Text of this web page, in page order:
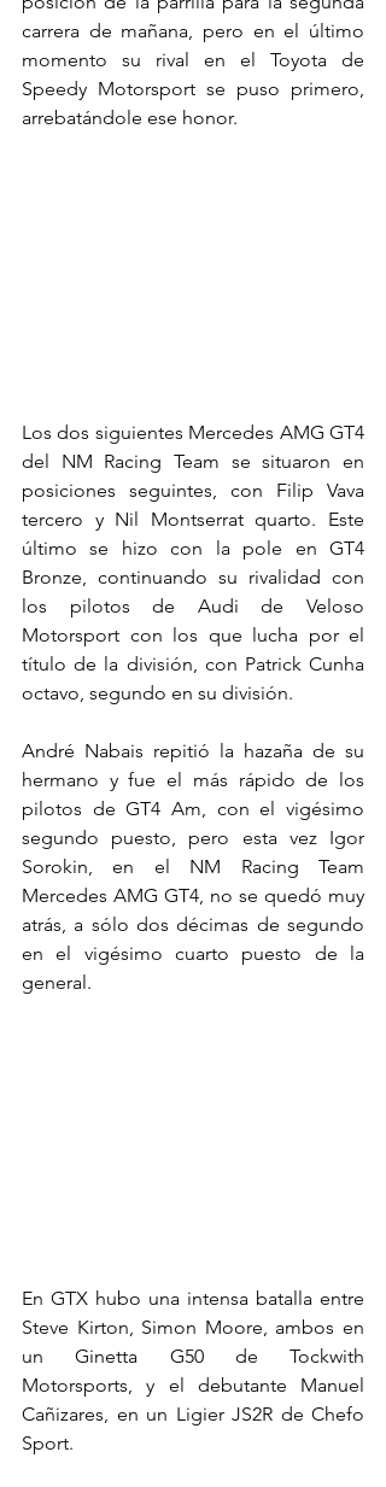
carrera de mañana, pero en el último
momento su rival en el Toyota de
Speedy Motorsport se puso primero,
arrebatándole ese honor.
Los dos siguientes Mercedes AMG GT4
del NM Racing Team se situaron en
posiciones seguintes, con Filip Vava
tercero y Nil Montserrat quarto. Este
último se hizo con la pole en GT4
Bronze, continuando su rivalidad con
los pilotos de Audi de Veloso
Motorsport con los que lucha por el
título de la división, con Patrick Cunha
octavo, segundo en su división.
André Nabais repitió la hazaña de su
hermano y fue el más rápido de los
pilotos de GT4 Am, con el vigésimo
segundo puesto, pero esta vez Igor
Sorokin, en el NM Racing Team
Mercedes AMG GT4, no se quedó muy
atrás, a sólo dos décimas de segundo
en el vigésimo cuarto puesto de la
general.
En GTX hubo una intensa batalla entre
Steve Kirton, Simon Moore, ambos en
un Ginetta G50 de Tockwith
Motorsports, y el debutante Manuel
Cañizares, en un Ligier JS2R de Chefo
Sport.